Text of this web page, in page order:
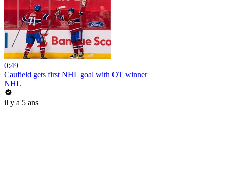
0:49
Caufield gets first NHL goal with OT winner
NHL
il y a 5 ans